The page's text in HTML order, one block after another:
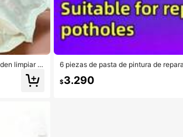
limpiar m
para
6 piezas de pasta de pintura de
de relleno de agujeros de
$3.290